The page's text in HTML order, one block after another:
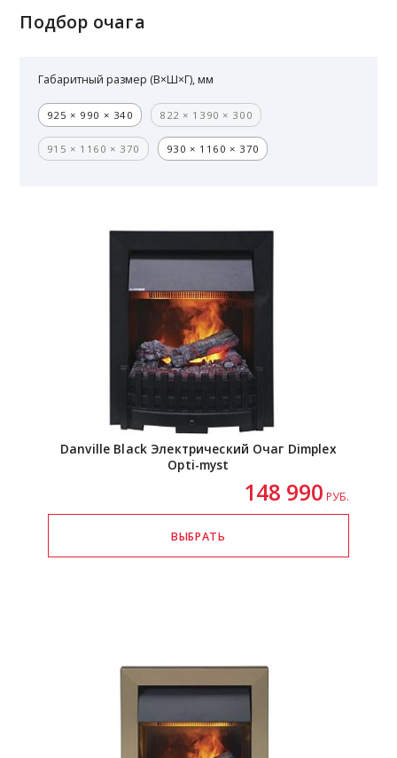
Подбор очага
Габаритный размер (В×Ш×Г), мм
925 × 990 × 340 822 × 1390 × 300
915 × 1160 × 370 930 × 1160 × 370
Danville Black Электрический Очаг Dimplex
Opti-myst
148 990 РУБ.